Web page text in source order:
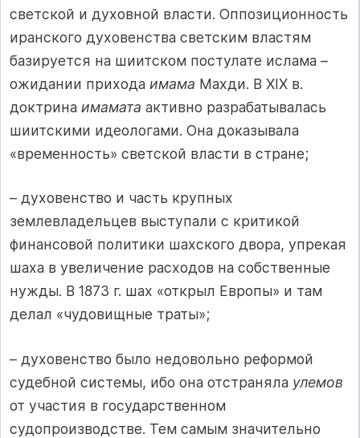
светской и духовной власти. Оппозиционность
иранского духовенства светским властям
базируется на шиитском постулате ислама –
ожидании прихода имама Махди. В XIX в.
доктрина имамата активно разрабатывалась
шиитскими идеологами. Она доказывала
«временность» светской власти в стране;
– духовенство и часть крупных
землевладельцев выступали с критикой
финансовой политики шахского двора, упрекая
шаха в увеличение расходов на собственные
нужды. В 1873 г. шах «открыл Европы» и там
делал «чудовищные траты»;
– духовенство было недовольно реформой
судебной системы, ибо она отстраняла улемов
от участия в государственном
судопроизводстве. Тем самым значительно